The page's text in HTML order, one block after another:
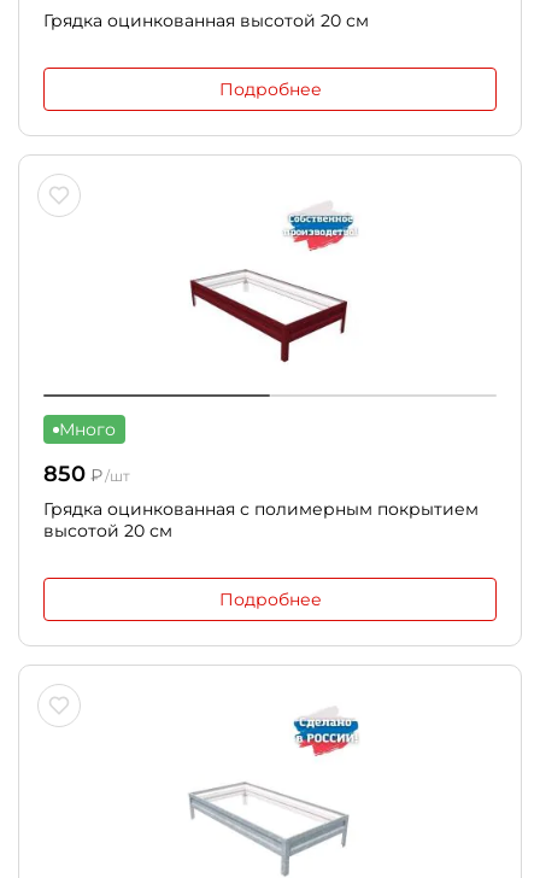
Грядка оцинкованная высотой 20 см
Подробнее
Много
850 ₽/шт
Грядка оцинкованная с полимерным покрытием
высотой 20 см
Подробнее